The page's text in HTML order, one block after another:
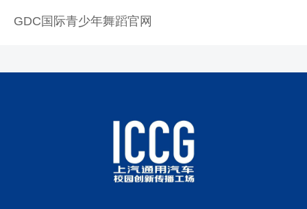
GDC国际青少年舞蹈官网